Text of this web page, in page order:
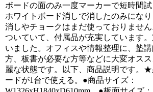
ボードの面のみ一度マーカーで短時間
ホワイトボード消しで消したのみにな
消しやチョークはまだ使っておりませ
ついていて、付属品が充実しています
いました。オフィスや情報整理に、塾
方、板書が必要な方等などに大変オス
麗な状態です。以下、商品説明です。
ードが1台で使える。●商品サイズ：